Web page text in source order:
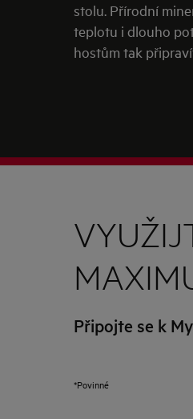
stolu. Přírodní
teplotu i dlouho
hostům tak
Připojte se k
*Povinné